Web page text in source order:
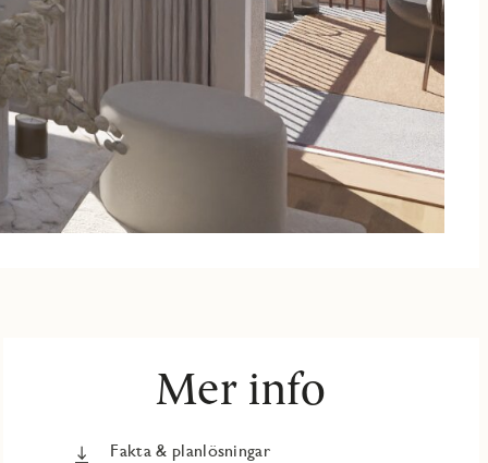
Mer info
Fakta & planlösningar